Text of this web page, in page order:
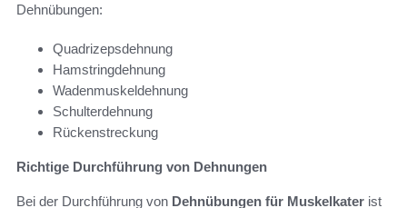
Dehnübungen:
Quadrizepsdehnung
Hamstringdehnung
Wadenmuskeldehnung
Schulterdehnung
Rückenstreckung
Richtige Durchführung von Dehnungen
Bei der Durchführung von Dehnübungen für Muskelkater ist